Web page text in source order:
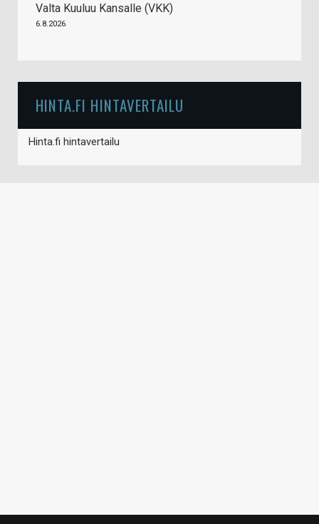
Valta Kuuluu Kansalle (VKK)
6.8.2026
HINTA.FI HINTAVERTAILU
Hinta.fi hintavertailu